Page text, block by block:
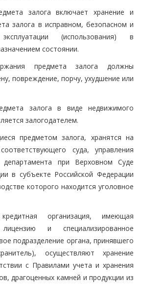
залога включает хранение и
залога в исправном, безопасном и
(использования) в
состоянии.
предмета залога должны
повреждение, порчу, ухудшение или
залога в виде недвижимого
залогодателем.
предметом залога, хранятся на
суда, управления
департамента при Верховном Суде
в субъекте Российской Федерации
которого находится уголовное
организация, имеющая
и специализированное
подразделение органа, принявшего
осуществляют хранение
с Правилами учета и хранения
драгоценных камней и продукции из